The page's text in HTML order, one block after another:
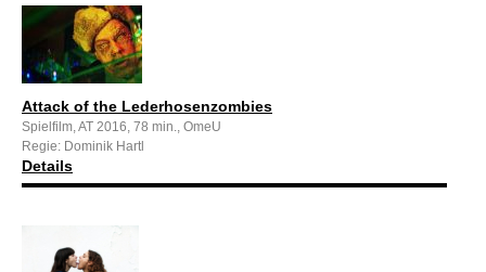
Attack of the Lederhosenzombies
Spielfilm, AT 2016, 78 min., OmeU
Regie: Dominik Hartl
Details